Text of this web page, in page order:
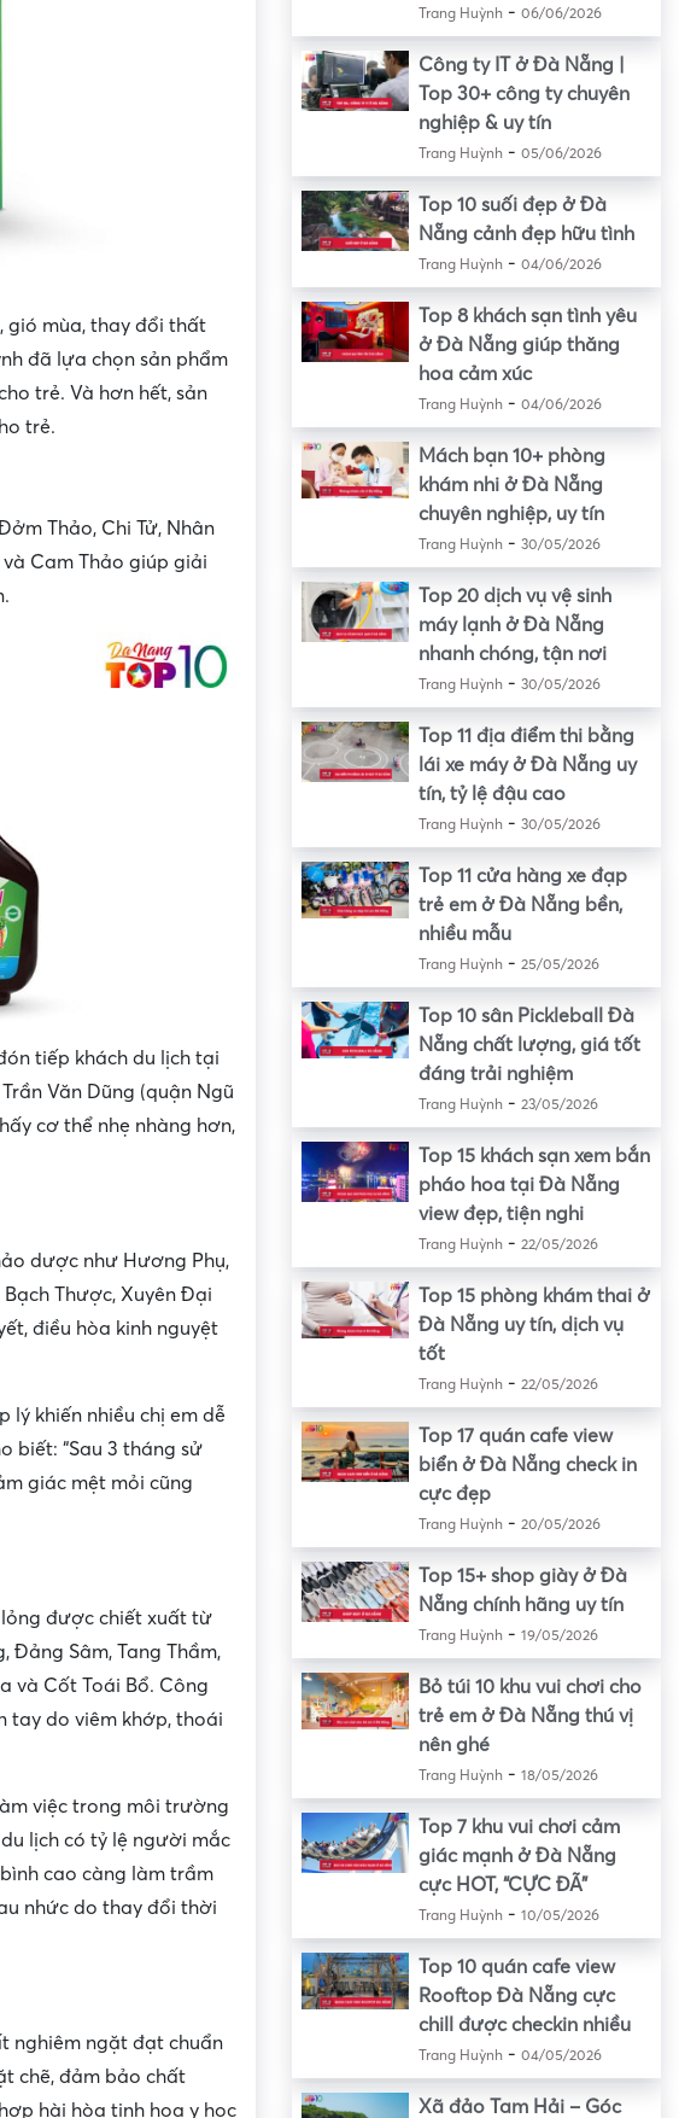
gió mùa, thay đổi thất
đã lựa chọn sản phẩm
trẻ. Và hơn hết, sản
trẻ.
Thảo, Chi Tử, Nhân
và Cam Thảo giúp giải
tiếp khách du lịch tại
Văn Dũng (quận Ngũ
cơ thể nhẹ nhàng hơn,
dược như Hương Phụ,
Thược, Xuyên Đại
điều hòa kinh nguyệt
lý khiến nhiều chị em dễ
biết: “Sau 3 tháng sử
giác mệt mỏi cũng
lỏng được chiết xuất từ
Sâm, Tang Thầm,
và Cốt Toái Bổ. Công
tay do viêm khớp, thoái
việc trong môi trường
lịch có tỷ lệ người mắc
cao càng làm trầm
nhức do thay đổi thời
nghiêm ngặt đạt chuẩn
chẽ, đảm bảo chất
hài hòa tinh hoa y học
Trang Huỳnh- 06/06/2026
Công ty IT ở Đà Nẵng |
Top 30+ công ty chuyên
nghiệp & uy tín
Trang Huỳnh- 05/06/2026
Top 10 suối đẹp ở Đà
Nẵng cảnh đẹp hữu tình
Trang Huỳnh- 04/06/2026
Top 8 khách sạn tình yêu
ở Đà Nẵng giúp thăng
hoa cảm xúc
Trang Huỳnh- 04/06/2026
Mách bạn 10+ phòng
khám nhi ở Đà Nẵng
chuyên nghiệp, uy tín
Trang Huỳnh- 30/05/2026
Top 20 dịch vụ vệ sinh
máy lạnh ở Đà Nẵng
nhanh chóng, tận nơi
Trang Huỳnh- 30/05/2026
Top 11 địa điểm thi bằng
lái xe máy ở Đà Nẵng uy
tín, tỷ lệ đậu cao
Trang Huỳnh- 30/05/2026
Top 11 cửa hàng xe đạp
trẻ em ở Đà Nẵng bền,
nhiều mẫu
Trang Huỳnh- 25/05/2026
Top 10 sân Pickleball Đà
Nẵng chất lượng, giá tốt
đáng trải nghiệm
Trang Huỳnh- 23/05/2026
Top 15 khách sạn xem bắn
pháo hoa tại Đà Nẵng
view đẹp, tiện nghi
Trang Huỳnh- 22/05/2026
Top 15 phòng khám thai ở
Đà Nẵng uy tín, dịch vụ
tốt
Trang Huỳnh- 22/05/2026
Top 17 quán cafe view
biển ở Đà Nẵng check in
cực đẹp
Trang Huỳnh- 20/05/2026
Top 15+ shop giày ở Đà
Nẵng chính hãng uy tín
Trang Huỳnh- 19/05/2026
Bỏ túi 10 khu vui chơi cho
trẻ em ở Đà Nẵng thú vị
nên ghé
Trang Huỳnh- 18/05/2026
Top 7 khu vui chơi cảm
giác mạnh ở Đà Nẵng
cực HOT, “CỰC ĐÃ”
Trang Huỳnh- 10/05/2026
Top 10 quán cafe view
Rooftop Đà Nẵng cực
chill được checkin nhiều
Trang Huỳnh- 04/05/2026
Xã đảo Tam Hải – Góc